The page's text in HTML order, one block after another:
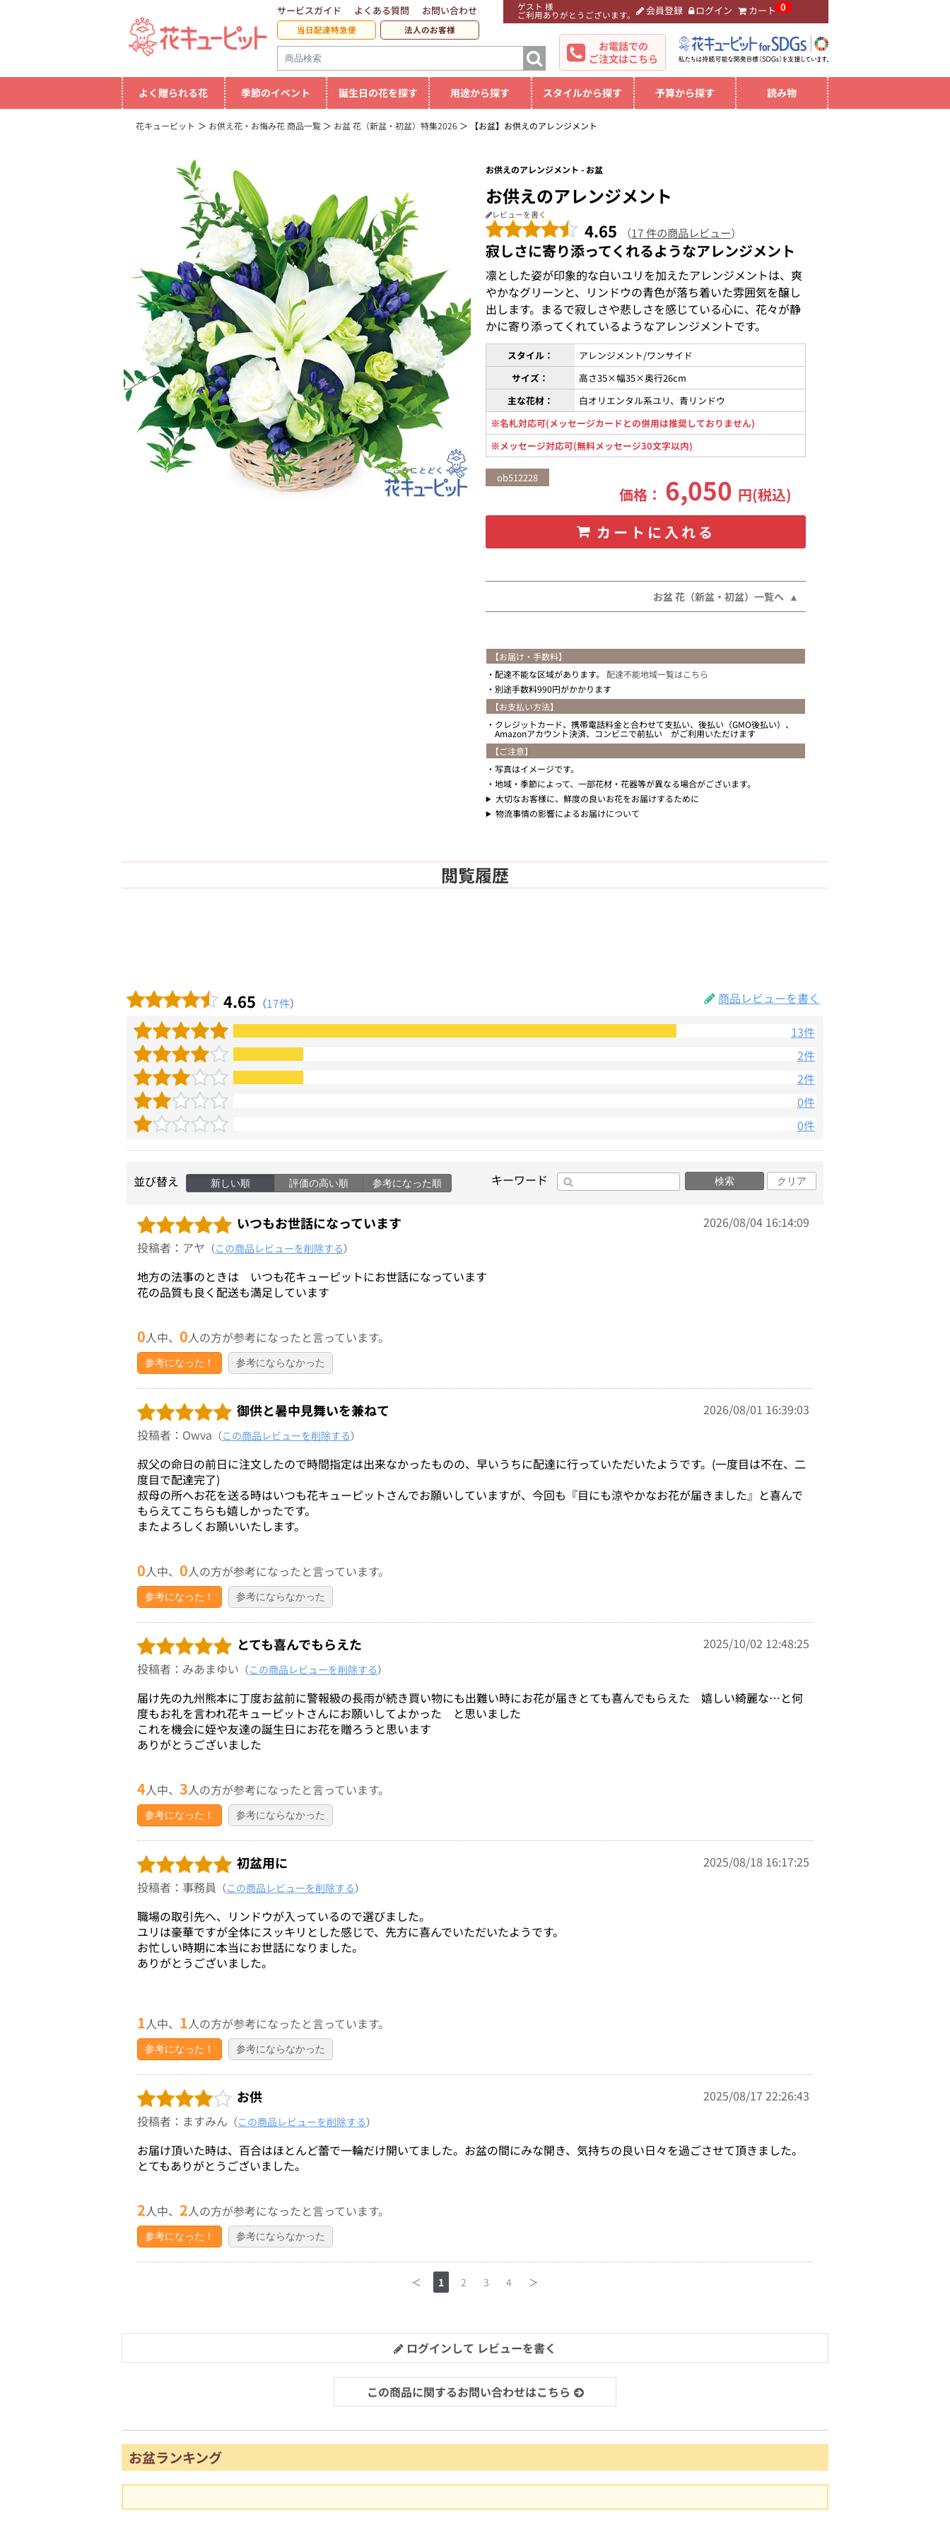
ゲスト 様
ご利用ありがとうございます。 会員登録 ログイン カート 0
サービスガイド よくある質問 お問い合わせ
当日配達特急便 法人のお客様
お電話での
ご注文はこちら
よく贈られる花 季節のイベント 誕生日の花を探す 用途から探す スタイルから探す 予算から探す 読み物
花キューピット お供え花・お悔み花 商品一覧 お盆 花（新盆・初盆）特集2026 【お盆】お供えのアレンジメント
お供えのアレンジメント - お盆
お供えのアレンジメント
レビューを書く
4.65 （17 件の商品レビュー）
寂しさに寄り添ってくれるようなアレンジメント
凛とした姿が印象的な白いユリを加えたアレンジメントは、爽
やかなグリーンと、リンドウの青色が落ち着いた雰囲気を醸し
出します。まるで寂しさや悲しさを感じている心に、花々が静
かに寄り添ってくれているようなアレンジメントです。
スタイル：
アレンジメント/ワンサイド
サイズ：
高さ35×幅35×奥行26cm
主な花材：
白オリエンタル系ユリ、青リンドウ
※名札対応可(メッセージカードとの併用は推奨しておりません)
※メッセージ対応可(無料メッセージ30文字以内)
ob512228
価格： 6,050 円(税込)
カートに入れる
お盆 花（新盆・初盆）一覧へ
【お届け・手数料】
配達不能な区域があります。 配達不能地域一覧はこちら
別途手数料990円がかかります
【お支払い方法】
クレジットカード、携帯電話料金と合わせて支払い、後払い（GMO後払い）、
Amazonアカウント決済、コンビニで前払い がご利用いただけます
【ご注意】
写真はイメージです。
地域・季節によって、一部花材・花器等が異なる場合がございます。
大切なお客様に、鮮度の良いお花をお届けするために
物流事情の影響によるお届けについて
閲覧履歴
4.65 （17件）
商品レビューを書く
13件
2件
2件
0件
0件
並び替え 新しい順 評価の高い順 参考になった順 キーワード 検索 クリア
いつもお世話になっています
2026/08/04 16:14:09
投稿者：アヤ （この商品レビューを削除する）
地方の法事のときは いつも花キューピットにお世話になっています
花の品質も良く配送も満足しています
0人中、 0人の方が参考になったと言っています。
参考になった！ 参考にならなかった
御供と暑中見舞いを兼ねて
2026/08/01 16:39:03
投稿者：Owva （この商品レビューを削除する）
叔父の命日の前日に注文したので時間指定は出来なかったものの、早いうちに配達に行っていただいたようです。(一度目は不在、二
度目で配達完了)
叔母の所へお花を送る時はいつも花キューピットさんでお願いしていますが、今回も『目にも涼やかなお花が届きました』と喜んで
もらえてこちらも嬉しかったです。
またよろしくお願いいたします。
0人中、 0人の方が参考になったと言っています。
参考になった！ 参考にならなかった
とても喜んでもらえた
2025/10/02 12:48:25
投稿者：みあまゆい （この商品レビューを削除する）
届け先の九州熊本に丁度お盆前に警報級の長雨が続き買い物にも出難い時にお花が届きとても喜んでもらえた 嬉しい綺麗な…と何
度もお礼を言われ花キューピットさんにお願いしてよかった と思いました
これを機会に姪や友達の誕生日にお花を贈ろうと思います
ありがとうございました
4人中、 3人の方が参考になったと言っています。
参考になった！ 参考にならなかった
初盆用に
2025/08/18 16:17:25
投稿者：事務員 （この商品レビューを削除する）
職場の取引先へ、リンドウが入っているので選びました。
ユリは豪華ですが全体にスッキリとした感じで、先方に喜んでいただいたようです。
お忙しい時期に本当にお世話になりました。
ありがとうございました。
1人中、 1人の方が参考になったと言っています。
参考になった！ 参考にならなかった
お供
2025/08/17 22:26:43
投稿者：ますみん （この商品レビューを削除する）
お届け頂いた時は、百合はほとんど蕾で一輪だけ開いてました。お盆の間にみな開き、気持ちの良い日々を過ごさせて頂きました。
とてもありがとうございました。
2人中、 2人の方が参考になったと言っています。
参考になった！ 参考にならなかった
＜ 1 2 3 4 ＞
ログインして レビューを書く
この商品に関するお問い合わせはこちら
お盆ランキング